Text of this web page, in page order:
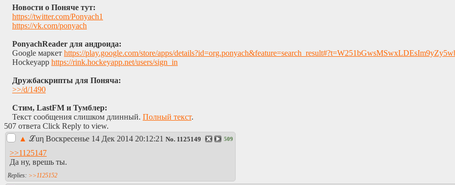
Новости о Поняче тут:
https://twitter.com/Ponyach1
https://vk.com/ponyach
PonyachReader для андроида:
Google маркет https://play.google.com/store/apps/
Hockeyapp https://rink.hockeyapp.net/users/sign_in
Дружбаскрипты для Поняча:
>>/d/1490
Стим, LastFM и Тумблер:
Текст сообщения слишком длинный. Полный текст.
507 ответа Click Reply to view.
▲ ℒuη Воскресенье 14 Дек 2014 20:12:21 No. 1125149 509
>>1125147
Да ну, врешь ты.
>>1125152